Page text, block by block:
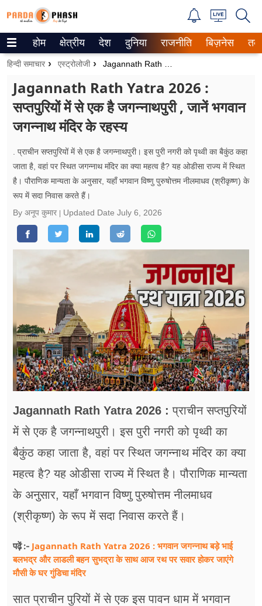
Trending on Google News
वेब स्टोरीज
उत्तर प्रदेश
गैलरी
वीडियो
रिलेशनशिप
जीवन मंत्रा
ब्‍यूटी
जॉब्स
शिक्षा
होम क्षेत्रीय देश दुनिया राजनीति बिज़नेस
हिन्दी समाचार एस्ट्रोलोजी
Jagannath Rath Yatra 2026 :
सप्तपुरियों में से एक है जगन्नाथपुरी , जानें भगवान
जगन्नाथ मंदिर के रहस्य
. प्राचीन सप्तपुरियों में से एक है जगन्नाथपुरी। इस पुरी नगरी को पृथ्वी का बैकुंठ कहा
जाता है, वहां पर स्थित जगन्नाथ मंदिर का क्या महत्व है? यह ओडीसा राज्य में स्थित
है। पौराणिक मान्यता के अनुसार, यहाँ भगवान विष्णु पुरुषोत्तम नीलमाधव (श्रीकृष्ण) के
रूप में सदा निवास करते हैं।
By अनूप कुमार
Updated Date July 6, 2026
Jagannath Rath Yatra 2026 : प्राचीन सप्तपुरियों
में से एक है जगन्नाथपुरी। इस पुरी नगरी को पृथ्वी का
बैकुंठ कहा जाता है, वहां पर स्थित जगन्नाथ मंदिर का क्या
महत्व है? यह ओडीसा राज्य में स्थित है। पौराणिक मान्यता
के अनुसार, यहाँ भगवान विष्णु पुरुषोत्तम नीलमाधव
(श्रीकृष्ण) के रूप में सदा निवास करते हैं।
पढ़ें :- Jagannath Rath Yatra 2026 : भगवान जगन्नाथ बड़े भाई
बलभद्र और लाडली बहन सुभद्रा के साथ आज रथ पर सवार होकर जाएंगे
मौसी के घर गुंडिचा मंदिर
सात प्राचीन पुरियों में से एक इस पावन धाम में भगवान